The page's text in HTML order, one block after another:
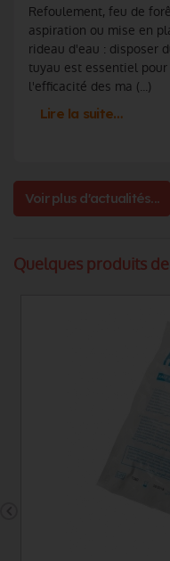
Refoulement, feu de
aspiration ou mise en
rideau d'eau : disposer
tuyau est essentiel
l'efficacité des ma (...)
Lire la suite…
Voir plus d'actualités...
Quelques produits